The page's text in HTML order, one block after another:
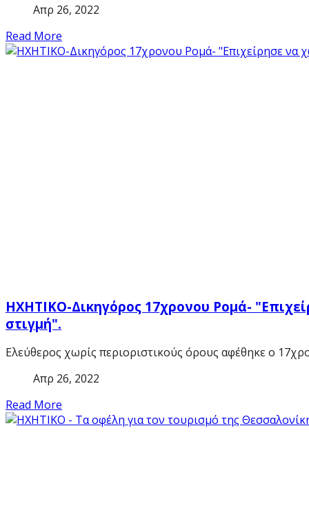
Απρ 26, 2022
Read More
ΗΧΗΤΙΚΟ-Δικηγόρος 17χρονου Ρομά-
στιγμή".
Ελεύθερος χωρίς περιοριστικούς όρους αφέθηκε ο
Απρ 26, 2022
Read More